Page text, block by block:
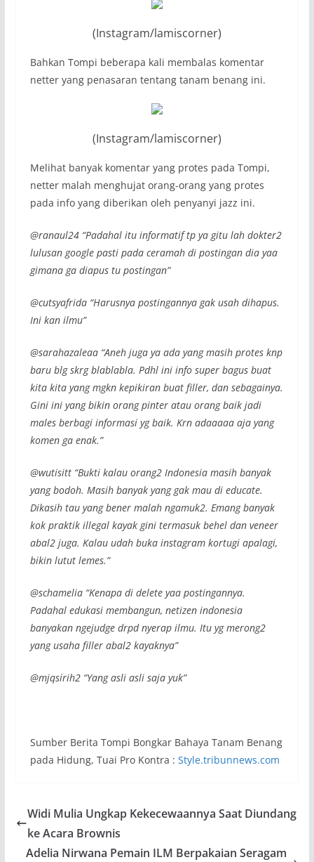
(Instagram/lamiscorner)
Bahkan Tompi beberapa kali membalas komentar
netter yang penasaran tentang tanam benang ini.
(Instagram/lamiscorner)
Melihat banyak komentar yang protes pada Tompi,
netter malah menghujat orang-orang yang protes
pada info yang diberikan oleh penyanyi jazz ini.
@ranaul24 “Padahal itu informatif tp ya gitu lah dokter2
lulusan google pasti pada ceramah di postingan dia yaa
gimana ga diapus tu postingan”
@cutsyafrida “Harusnya postingannya gak usah dihapus.
Ini kan ilmu”
@sarahazaleaa “Aneh juga ya ada yang masih protes knp
baru blg skrg blablabla. Pdhl ini info super bagus buat
kita kita yang mgkn kepikiran buat filler, dan sebagainya.
Gini ini yang bikin orang pinter atau orang baik jadi
males berbagi informasi yg baik. Krn adaaaaa aja yang
komen ga enak.”
@wutisitt “Bukti kalau orang2 Indonesia masih banyak
yang bodoh. Masih banyak yang gak mau di educate.
Dikasih tau yang bener malah ngamuk2. Emang banyak
kok praktik illegal kayak gini termasuk behel dan veneer
abal2 juga. Kalau udah buka instagram kortugi apalagi,
bikin lutut lemes.”
@schamelia “Kenapa di delete yaa postingannya.
Padahal edukasi membangun, netizen indonesia
banyakan ngejudge drpd nyerap ilmu. Itu yg merong2
yang usaha filler abal2 kayaknya”
@mjqsirih2 “Yang asli asli saja yuk”
Sumber Berita Tompi Bongkar Bahaya Tanam Benang
pada Hidung, Tuai Pro Kontra : Style.tribunnews.com
Widi Mulia Ungkap Kekecewaannya Saat Diundang
ke Acara Brownis
Adelia Nirwana Pemain ILM Berpakaian Seragam